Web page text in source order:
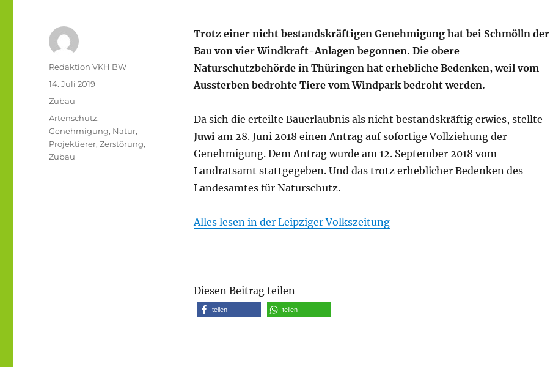
Trotz einer nicht bestandskräftigen Genehmigung hat bei Schmölln der
Bau von vier Windkraft-Anlagen begonnen. Die obere
Naturschutzbehörde in Thüringen hat erhebliche Bedenken, weil vom
Aussterben bedrohte Tiere vom Windpark bedroht werden.
Da sich die erteilte Bauerlaubnis als nicht bestandskräftig erwies, stellte
Juwi am 28. Juni 2018 einen Antrag auf sofortige Vollziehung der
Genehmigung. Dem Antrag wurde am 12. September 2018 vom
Landratsamt stattgegeben. Und das trotz erheblicher Bedenken des
Landesamtesfür Naturschutz.
Alles lesen in der Leipziger Volkszeitung
Diesen Beitrag teilen
teilen teilen
Autor
Redaktion VKH BW
Veröffentlicht
am
14. Juli 2019
Kategorien
Zubau
Schlagwörter
Artenschutz,
Genehmigung, Natur,
Projektierer,Zerstörung,
Zubau